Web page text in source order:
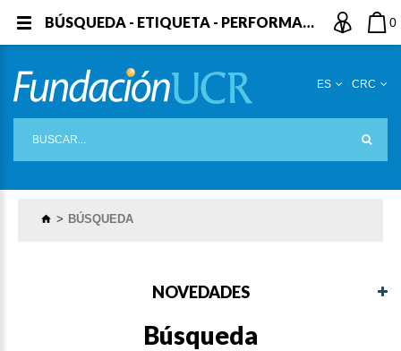
0
CRC
ES
BÚSQUEDA
NOVEDADES
Búsqueda
BÚSQUEDA - ETIQUETA - PERFORMANCE